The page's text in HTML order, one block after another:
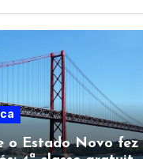
o Estado Novo fez